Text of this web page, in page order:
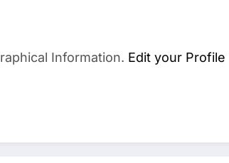
Information. Edit your Profile